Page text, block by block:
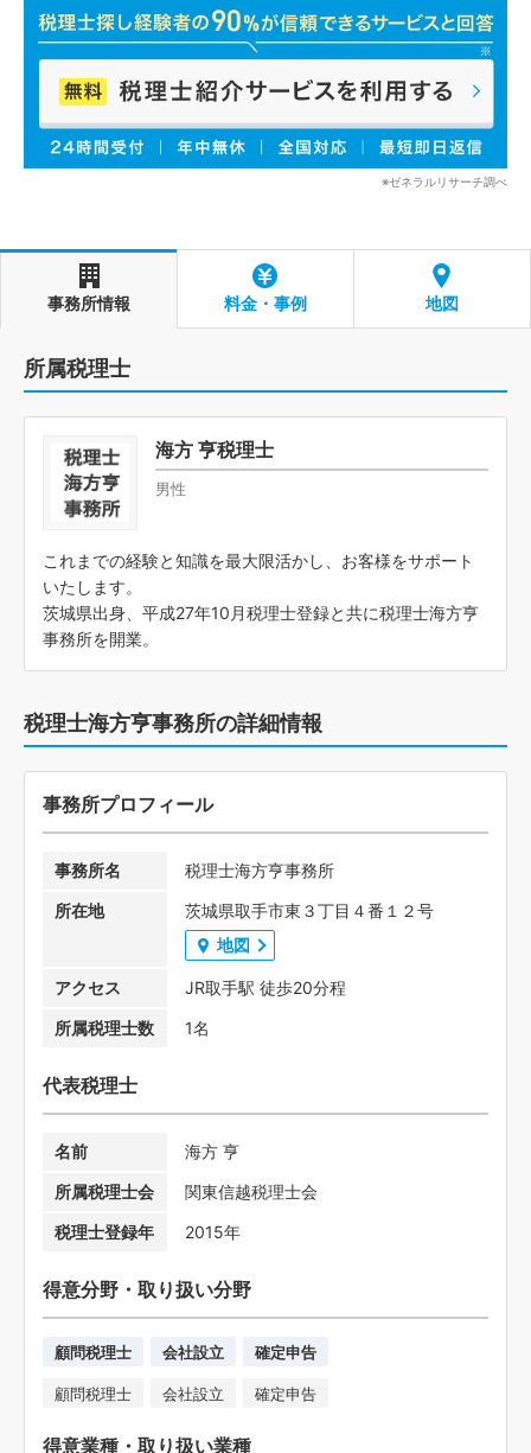
※ゼネラルリサーチ調べ
事務所情報 料金・事例 地図
所属税理士
海方 亨税理士
男性
これまでの経験と知識を最大限活かし、お客様をサポート
いたします。
茨城県出身、平成27年10月税理士登録と共に税理士海方亨
事務所を開業。
税理士海方亨事務所の詳細情報
事務所プロフィール
事務所名
税理士海方亨事務所
所在地
茨城県取手市東３丁目４番１２号
地図
アクセス
JR取手駅 徒歩20分程
所属税理士数
1名
代表税理士
名前
海方 亨
所属税理士会
関東信越税理士会
税理士登録年
2015年
得意分野・取り扱い分野
顧問税理士 会社設立 確定申告
顧問税理士 会社設立 確定申告
得意業種・取り扱い業種